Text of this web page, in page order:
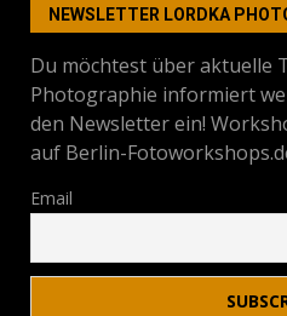
NEWSLETTER LORDKA
Du möchtest über aktuelle
Photographie informiert
den Newsletter ein!
auf Berlin-
Email